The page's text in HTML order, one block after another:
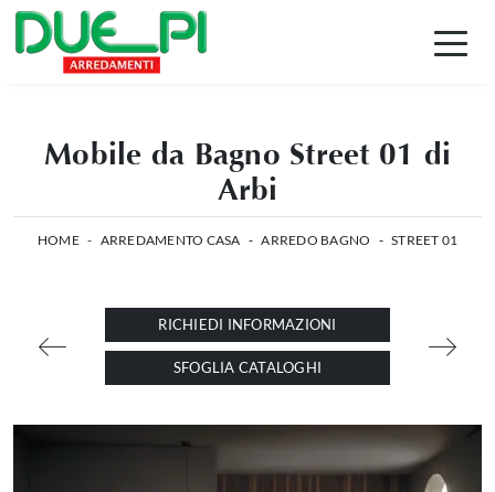
Mobile da Bagno Street 01 di
Arbi
HOME - ARREDAMENTO CASA - ARREDO BAGNO - STREET 01
RICHIEDI INFORMAZIONI
SFOGLIA CATALOGHI